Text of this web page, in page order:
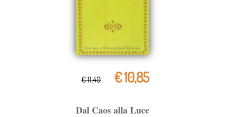
€ 11,40 € 10,85
Dal Caos alla Luce